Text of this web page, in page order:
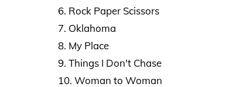
6. Rock Paper Scissors
7. Oklahoma
8. My Place
9. Things I Don't Chase
10. Woman to Woman